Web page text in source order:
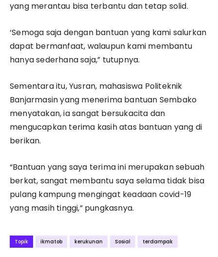
yang merantau bisa terbantu dan tetap solid.
‘Semoga saja dengan bantuan yang kami salurkan
dapat bermanfaat, walaupun kami membantu
hanya sederhana saja,” tutupnya.
Sementara itu, Yusran, mahasiswa Politeknik
Banjarmasin yang menerima bantuan Sembako
menyatakan, ia sangat bersukacita dan
mengucapkan terima kasih atas bantuan yang di
berikan.
“Bantuan yang saya terima ini merupakan sebuah
berkat, sangat membantu saya selama tidak bisa
pulang kampung mengingat keadaan covid-19
yang masih tinggi,” pungkasnya.
Topik ikmatob kerukunan Sosial terdampak